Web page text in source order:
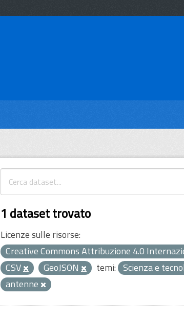
1 dataset trovato
Licenze sulle risorse:
Creative Commons Attribuzione 4.0
CSV
GeoJSON temi: Scienza e
antenne